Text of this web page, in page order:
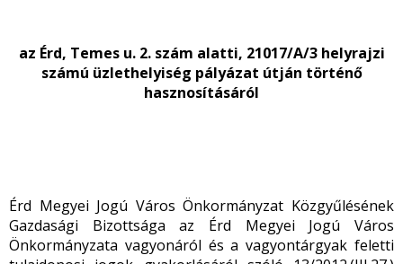
az Érd, Temes u. 2. szám alatti, 21017/A/3 helyrajzi
számú üzlethelyiség pályázat útján történő
hasznosításáról
Érd Megyei Jogú Város Önkormányzat Közgyűlésének
Gazdasági Bizottsága az Érd Megyei Jogú Város
Önkormányzata vagyonáról és a vagyontárgyak feletti